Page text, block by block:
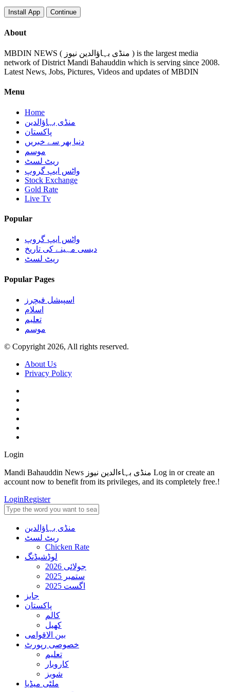
Install App Continue
About
MBDIN NEWS ( منڈی بہاؤالدین نیوز ) is the largest media
network of District Mandi Bahauddin which is serving since 2008.
Latest News, Jobs, Pictures, Videos and updates of MBDIN
Menu
Home
منڈی بہاؤالدین
پاکستان
دنیا بھر سے خبریں
موسم
ریٹ لسٹ
واٹس ایپ گروپ
Stock Exchange
Gold Rate
Live Tv
Popular
واٹس ایپ گروپ
دیسی مہینے کی تاریخ
ریٹ لسٹ
Popular Pages
اسپیشل فیچرز
اسلام
تعلیم
موسم
© Copyright 2026, All rights reserved.
About Us
Privacy Policy
Login
Mandi Bahauddin News منڈی بہاءالدین نیوز Log in or create an
account now to benefit from its privileges, and its completely free.!
LoginRegister
منڈی بہاؤالدین
ریٹ لسٹ
Chicken Rate
لوڈشیڈنگ
جولائی 2026
ستمبر 2025
اگست 2025
جابز
پاکستان
کالم
کھیل
بین الاقوامی
خصوصی رپورٹ
تعلیم
کاروبار
شوبز
ملٹی میڈیا